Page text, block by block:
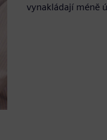
vynakládají méně